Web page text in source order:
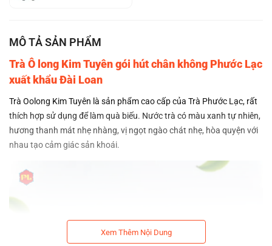
MÔ TẢ SẢN PHẨM
Trà Ô long Kim Tuyên gói hút chân không Phước Lạc
xuất khẩu Đài Loan
Trà Oolong Kim Tuyên là sản phẩm cao cấp của Trà Phước Lạc, rất
thích hợp sử dụng để làm quà biếu. Nước trà có màu xanh tự nhiên,
hương thanh mát nhẹ nhàng, vị ngọt ngào chát nhẹ, hòa quyện với
nhau tạo cảm giác sản khoái.
Xem Thêm Nội Dung